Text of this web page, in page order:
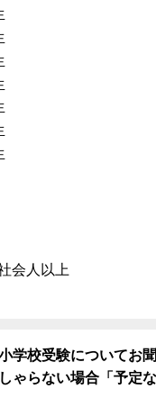
会人以上
学校受験についてお
ゃらない場合「予定